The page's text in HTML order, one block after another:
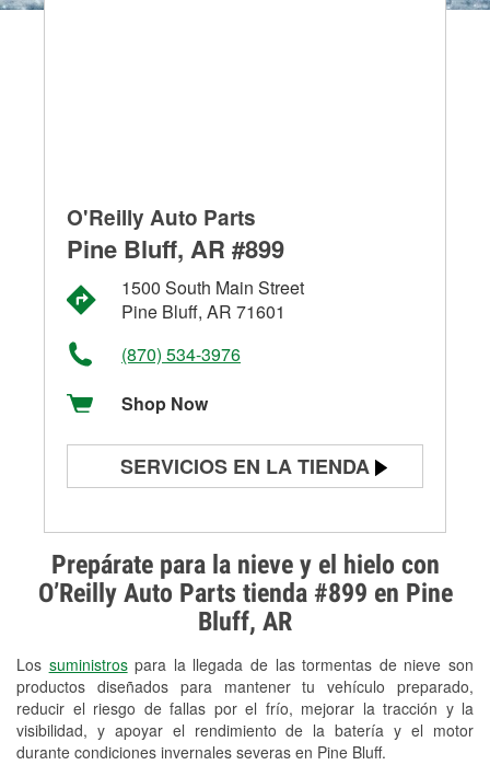
Prepárate para la nieve y el hielo con
O’Reilly Auto Parts tienda #899 en Pine
Bluff, AR
Los suministrospara la llegada de las tormentas de nieve son
productos diseñados para mantener tu vehículo preparado,
reducir el riesgo de fallas por el frío, mejorar la tracción y la
visibilidad, y apoyar el rendimiento de la batería y el motor
durante condiciones invernales severas en Pine Bluff.
O'Reilly Auto Parts
Pine Bluff, AR #899
1500 South Main Street
Pine Bluff, AR 71601
(870) 534-3976
Shop Now
SERVICIOS EN LA TIENDA
Prueba de alternadores y
arrancadores
Revisión de la luz "Check Engine"
Reciclaje de baterías y aceite
Instalación de bombillas de faros
Instalación de limpiaparabrisas